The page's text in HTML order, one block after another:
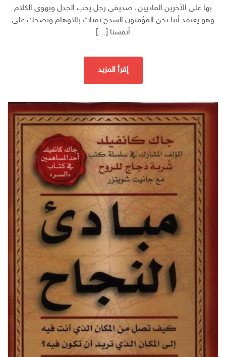
بها على الآخرين الماديين، صديقى رجل يحب الجدل ويهوى الكلام
وهو يعتقد أننا نحن المؤمنون السذج نقتات بالاوهام ونضحك على
أنفسنا […]
إقرأ المزيد